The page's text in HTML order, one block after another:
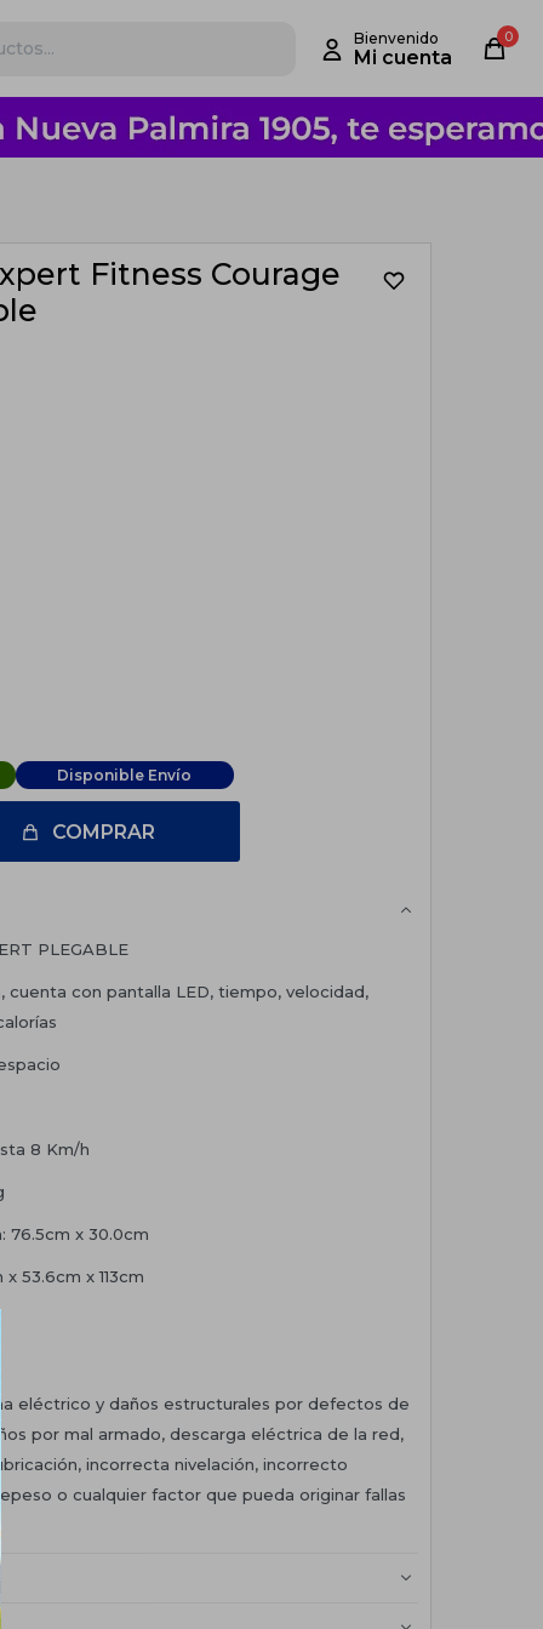
0
Fitness Courage
Disponible Envío
COMPRAR
PLEGABLE
cuenta con pantalla LED, tiempo, velocidad,
8 Km/h
76.5cm x 30.0cm
53.6cm x 113cm
eléctrico y daños estructurales por defectos de
por mal armado, descarga eléctrica de la red,
incorrecta nivelación, incorrecto
o cualquier factor que pueda originar fallas